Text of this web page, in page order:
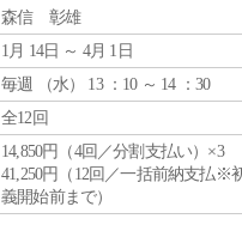
森信 彰雄
1月 14日 ～ 4月 1日
毎週 （水） 13 ：10 ～ 14 ：30
全12回
14,850円（4回／分割支払い）×3
41,250円（12回／一括前納支払※
義開始前まで）